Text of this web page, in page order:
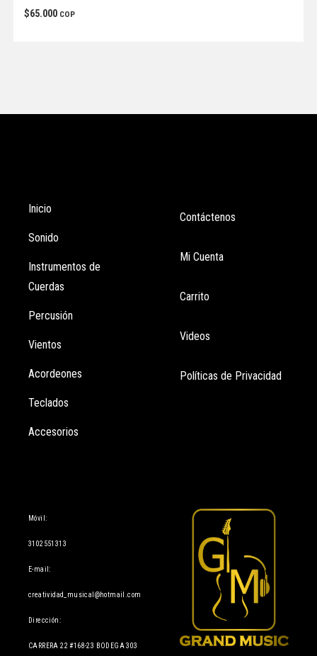
$65.000 COP
Inicio
Sonido
Instrumentos de
Cuerdas
Percusión
Vientos
Acordeones
Teclados
Accesorios
Contáctenos
Mi Cuenta
Carrito
Videos
Políticas de Privacidad
Móvil:
3102551313
E-mail:
creatividad_musical@hotmail.com
Dirección:
CARRERA 22 #168-23 BODEGA 303